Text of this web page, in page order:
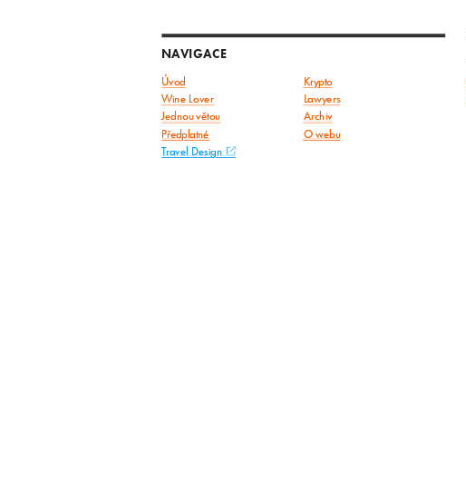
NAVIGACE
Úvod Krypto
Wine Lover
Lawyers
Jednou větou
Archiv
Předplatné O webu
Travel Design